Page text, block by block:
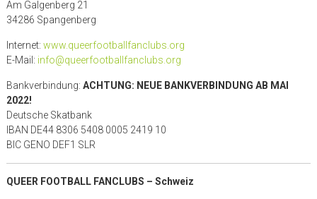
Am Galgenberg 21
34286 Spangenberg
Internet: www.queerfootballfanclubs.org
E-Mail: info@queerfootballfanclubs.org
Bankverbindung: ACHTUNG: NEUE BANKVERBINDUNG AB MAI
2022!
Deutsche Skatbank
IBAN DE44 8306 5408 0005 2419 10
BIC GENO DEF1 SLR
QUEER FOOTBALL FANCLUBS – Schweiz